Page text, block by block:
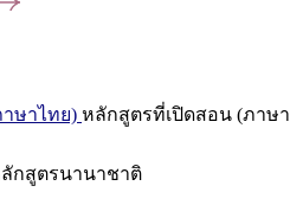
ษาไทย) หลักสูตรที่เปิดสอน (ภาษา
กสูตรนานาชาติ